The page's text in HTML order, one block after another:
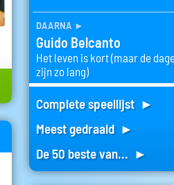
daarna ►
Guido Belcanto
Het leven is kort (maar de
zijn zo lang)
Complete speellijst ►
Meest gedraaid ►
De 50 beste van... ►